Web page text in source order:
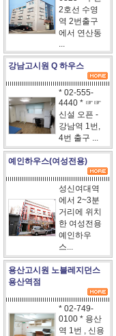
2호선 수영
역 2번출구
에서 연산동
...
강남고시원 Q 하우스
* 02-555-
4440 * ☞☞
신설 오픈 -
강남역 1번,
4번 출구 ...
예인하우스(여성전용)
성신여대역
에서 2~3분
거리에 위치
한 여성전용
예인하우
스...
용산고시원 노블레지던스
용산역점
* 02-749-
0100 * 용산
역 1번 , 신용